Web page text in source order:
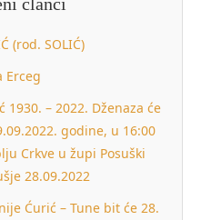
(rod. SOLIĆ)
Erceg
– 2022. Dženaza će
godine, u 16:00
Crkve u župi Posuški
28.09.2022
Ćurić – Tune bit će 28.